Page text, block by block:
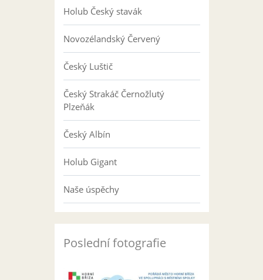
Holub Český stavák
Novozélandský Červený
Český Luštič
Český Strakáč Černožlutý
Plzeňák
Český Albín
Holub Gigant
Naše úspěchy
Poslední fotografie